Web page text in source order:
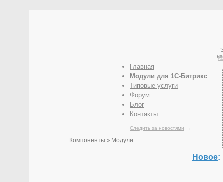
Главная
Модули для 1С-Битрикс
Типовые услуги
Форум
Блог
Контакты
Следить за новостями →
Новое:
Компоненты » Модули